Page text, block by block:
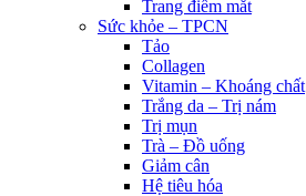
Trang điểm mắt
Sức khỏe – TPCN
Tảo
Collagen
Vitamin – Khoáng chất
Trắng da – Trị nám
Trị mụn
Trà – Đồ uống
Giảm cân
Hệ tiêu hóa